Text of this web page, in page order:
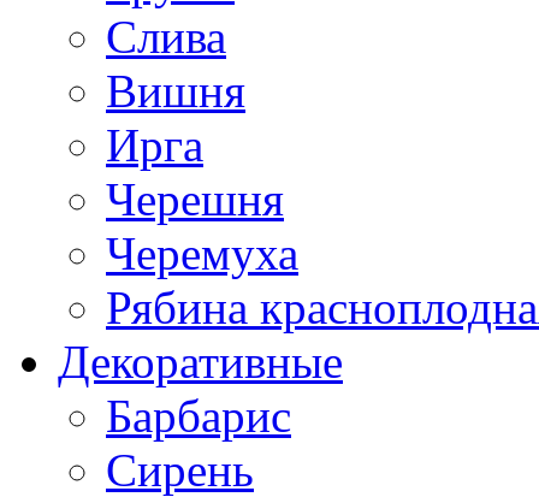
Слива
Вишня
Ирга
Черешня
Черемуха
Рябина
Декоративные
Барбарис
Сирень